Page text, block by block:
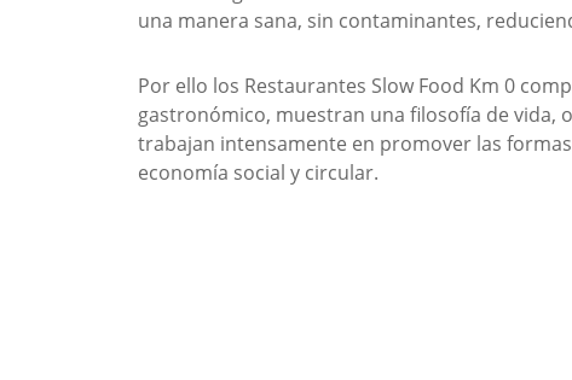
una manera sana, sin contaminantes,
Por ello los Restaurantes Slow Food Km 0
gastronómico, muestran una filosofía de vida,
trabajan intensamente en promover las
economía social y circular.